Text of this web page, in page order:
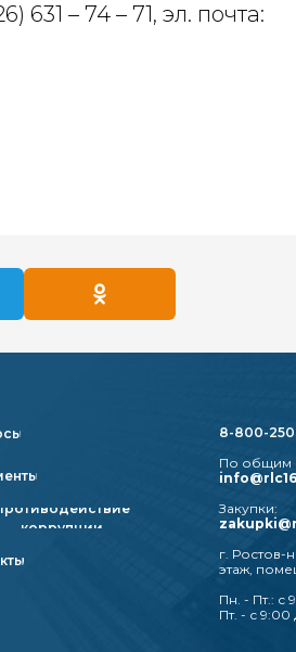
631 – 74 – 71, эл. почта:
8-800-
По общим
Закупки:
г. Ростов-
этаж,
Пн. - Пт.: с
Пт. - с 9:00
коррупции